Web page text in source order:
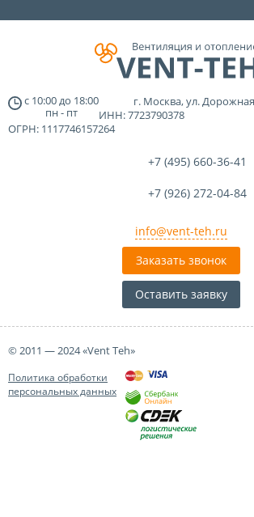
с 10:00до 18:00
пн - пт
г. Москва, ул.
ИНН: 7723790378
ОГРН: 1117746157264
+7 (495) 660-36-41
+7 (926) 272-04-84
info@vent-teh.ru
Заказать звонок
Оставить заявку
© 2011 — 2024 «Vent Teh»
Политика обработки
персональных данных